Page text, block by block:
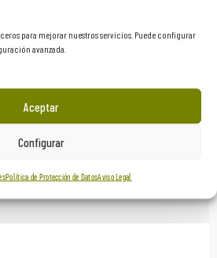
para mejorar nuestros servicios. Puede configurar
avanzada.
Aceptar
Configurar
Política de Protección de DatosAviso Legal